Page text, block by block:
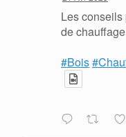
Les
de
#Bois